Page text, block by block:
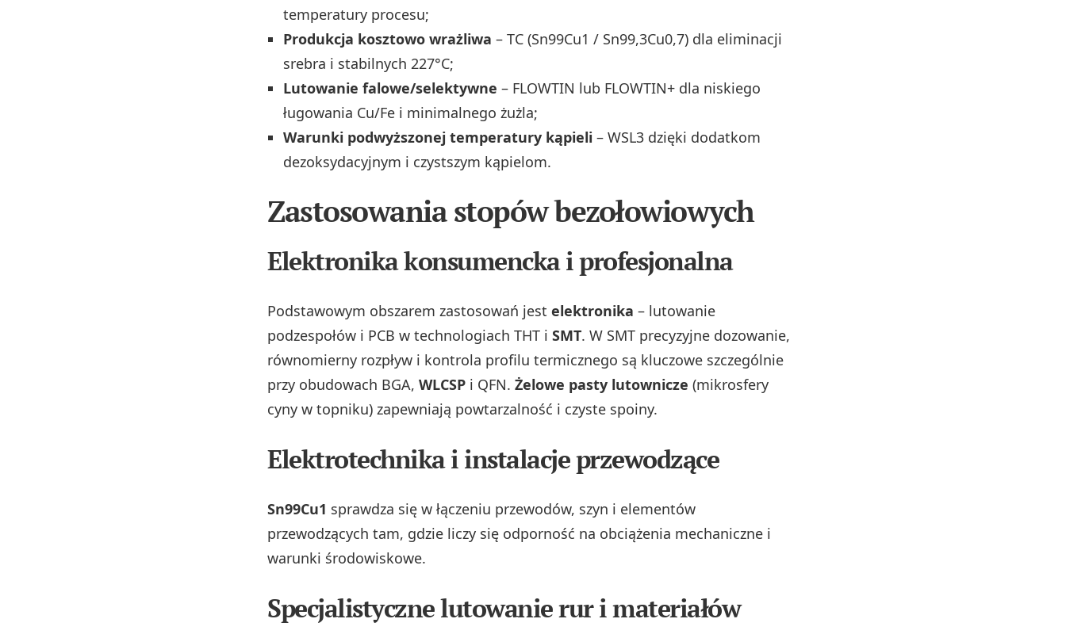
temperatury procesu;
Produkcja kosztowo wrażliwa – TC (Sn99Cu1 / Sn99,3Cu0,7) dla eliminacji
srebra i stabilnych 227°C;
Lutowanie falowe/selektywne – FLOWTIN lub FLOWTIN+ dla niskiego
ługowania Cu/Fe i minimalnego żużla;
Warunki podwyższonej temperatury kąpieli – WSL3 dzięki dodatkom
dezoksydacyjnym i czystszym kąpielom.
Zastosowania stopów bezołowiowych
Elektronika konsumencka i profesjonalna
Podstawowym obszarem zastosowań jest elektronika – lutowanie
podzespołów i PCB w technologiach THT i SMT. W SMT precyzyjne dozowanie,
równomierny rozpływ i kontrola profilu termicznego są kluczowe szczególnie
przy obudowach BGA, WLCSP i QFN. Żelowe pasty lutownicze (mikrosfery
cyny w topniku) zapewniają powtarzalność i czyste spoiny.
Elektrotechnika i instalacje przewodzące
Sn99Cu1 sprawdza się w łączeniu przewodów, szyn i elementów
przewodzących tam, gdzie liczy się odporność na obciążenia mechaniczne i
warunki środowiskowe.
Specjalistyczne lutowanie rur i materiałów